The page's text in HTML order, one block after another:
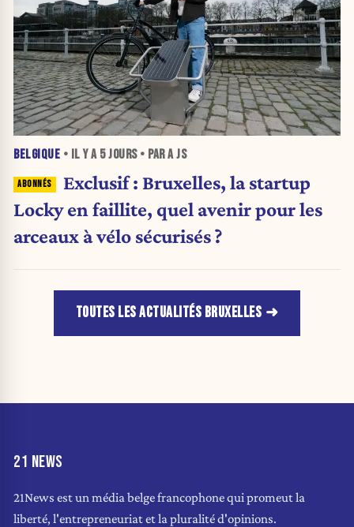
BELGIQUE • IL Y A 5 JOURS• PAR A JS
Exclusif : Bruxelles, la startup
Locky en faillite, quel avenir pour les
arceaux à vélo sécurisés ?
TOUTES LES ACTUALITÉS BRUXELLES
21 NEWS
21News est un média belge francophone qui promeut la
liberté, l'entrepreneuriat et la pluralité d'opinions.